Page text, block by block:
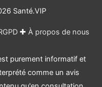
Santé.VIP
✚ À propos de nous
purement informatif et
comme un avis